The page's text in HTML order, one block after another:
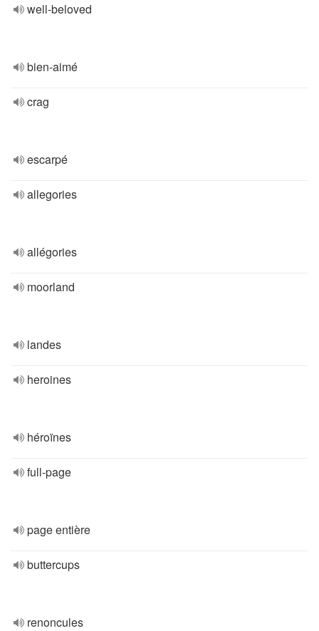
well-beloved
bien-aimé
crag
escarpé
allegories
allégories
moorland
landes
heroines
héroïnes
full-page
page entière
buttercups
renoncules